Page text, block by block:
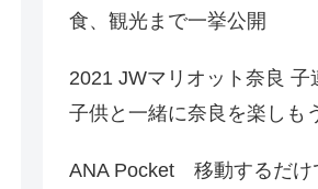
食、観光まで一挙公開
2021 JWマリオット奈良
子供と一緒に奈良を楽しも
ANA Pocket 移動するだけ